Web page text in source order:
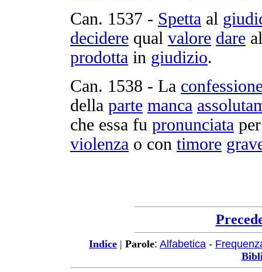
Can. 1537 - Spetta al
decidere qual valore dare
prodotta in giudizio.
Can. 1538 - La
della parte manca
che essa fu pronunciata
violenza o con timore
Indice | Parole: Alfabetica -